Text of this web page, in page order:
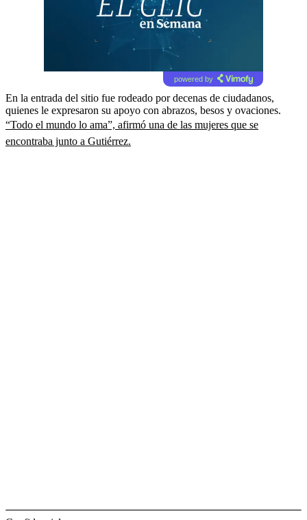
powered by
En la entrada del sitio fue rodeado por decenas de ciudadanos,
quienes le expresaron su apoyo con abrazos, besos y ovaciones.
“Todo el mundo lo ama”, afirmó una de las mujeres que se
encontraba junto a Gutiérrez.